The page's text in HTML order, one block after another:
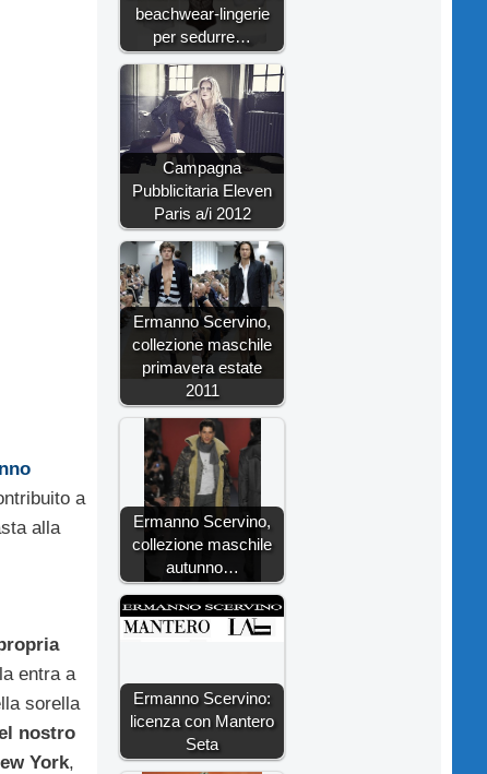
a
alla
entra a
sorella
nostro
York,
beachwear-lingerie
per sedurre…
Campagna
Pubblicitaria Eleven
Paris a/i 2012
Ermanno Scervino,
collezione maschile
primavera estate
2011
Ermanno Scervino,
collezione maschile
autunno…
Ermanno Scervino:
licenza con Mantero
Seta